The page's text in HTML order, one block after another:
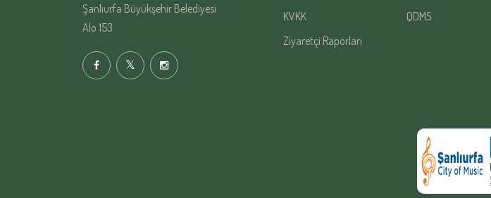
Şanlıurfa Büyükşehir Belediyesi
Alo 153
KVKK
QDMS
Ziyaretçi Raporları